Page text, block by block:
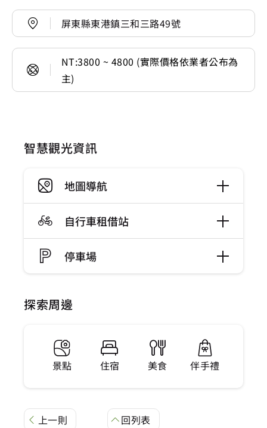
屏東縣東港鎮三和三路49號
NT:3800 ~ 4800 (實際價格依業者公布為
主)
智慧觀光資訊
地圖導航
自行車租借站
停車場
探索周邊
景點 住宿 美食 伴手禮
上一則 回列表